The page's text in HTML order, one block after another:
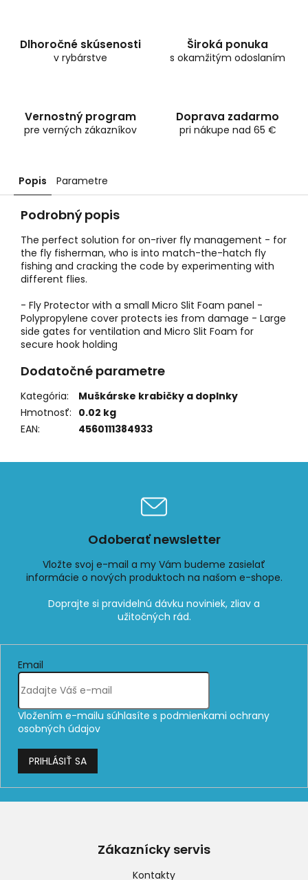
Dlhoročné skúsenosti
v rybárstve
Široká ponuka
s okamžitým odoslaním
Vernostný program
pre verných zákazníkov
Doprava zadarmo
pri nákupe nad 65 €
Popis Parametre
Podrobný popis
The perfect solution for on-river fly management - for
the fly fisherman, who is into match-the-hatch fly
fishing and cracking the code by experimenting with
different flies.
- Fly Protector with a small Micro Slit Foam panel -
Polypropylene cover protects ies from damage - Large
side gates for ventilation and Micro Slit Foam for
secure hook holding
Dodatočné parametre
Kategória:
Muškárske krabičky a doplnky
Hmotnosť: 0.02 kg
EAN: 4560111384933
Odoberať newsletter
Vložte svoj e-mail a my Vám budeme zasielať
informácie o nových produktoch na našom e-shope.
Email
Vložením e-mailu súhlasíte s podmienkami ochrany
osobných údajov
PRIHLÁSIŤ SA
Zákaznícky servis
Kontakty